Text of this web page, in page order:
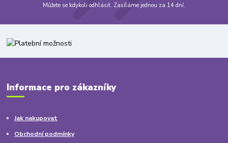
Můžete se kdykoli odhlásit. Zasíláme jednou za 14 dní.
Informace pro zákazníky
Jak nakupovat
Obchodní podmínky